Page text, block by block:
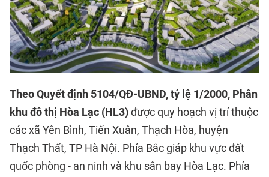
Theo Quyết định 5104/QĐ-UBND, tỷ lệ 1/2000, Phân
khu đô thị Hòa Lạc (HL3)được quy hoạch vị trí thuộc
các xã Yên Bình, Tiến Xuân, Thạch Hòa, huyện
Thạch Thất, TP Hà Nội. Phía Bắc giáp khu vực đất
quốc phòng - an ninh và khu sân bay Hòa Lạc. Phía